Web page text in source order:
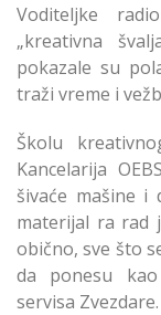
Voditeljke
„kreativna
pokazale su
traži vreme i
Školu
Kancelarija
šivaće mašine
materijal ra rad
obično, sve što
da ponesu
servisa Zvezdare.